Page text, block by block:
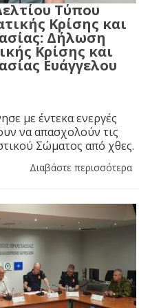
Τύπου
Κρίσης και
Δήλωση
Κρίσης και
Ευάγγελου
με έντεκα ενεργές
να απασχολούν τις
Σώματος από χθες.
Διαβάστε περισσότερα